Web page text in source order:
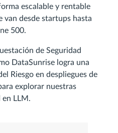
escalable y rentable
van desde startups hasta
500.
de Seguridad
DataSunrise logra una
Riesgo en despliegues de
explorar nuestras
en LLM.